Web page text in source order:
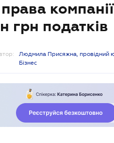
грн податків
Людмила Присяжна, провідний
Бізнес